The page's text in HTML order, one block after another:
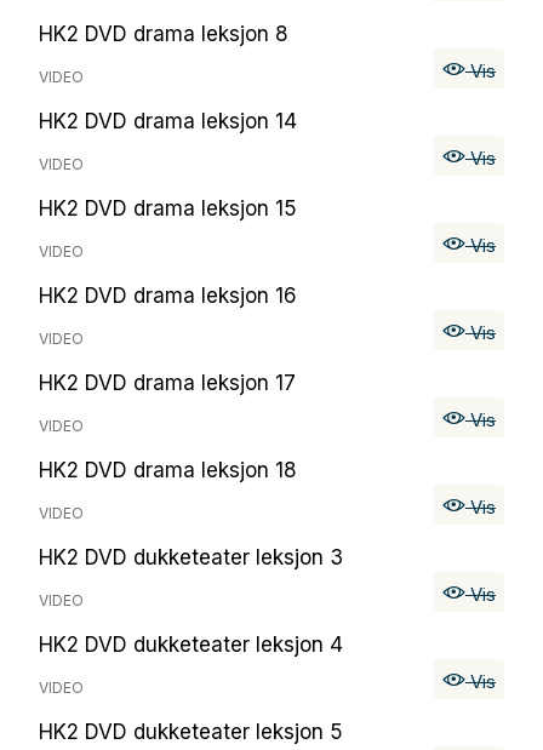
HK2 DVD drama leksjon 8
VIDEO Vis
HK2 DVD drama leksjon 14
VIDEO Vis
HK2 DVD drama leksjon 15
VIDEO Vis
HK2 DVD drama leksjon 16
VIDEO Vis
HK2 DVD drama leksjon 17
VIDEO Vis
HK2 DVD drama leksjon 18
VIDEO Vis
HK2 DVD dukketeater leksjon 3
VIDEO Vis
HK2 DVD dukketeater leksjon 4
VIDEO Vis
HK2 DVD dukketeater leksjon 5